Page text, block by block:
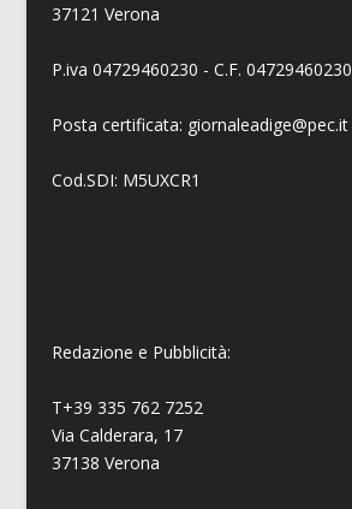
37121 Verona
P.iva 04729460230 - C.F. 04729460230
Posta certificata: giornaleadige@pec.it
Cod.SDI: M5UXCR1
Redazione e Pubblicità:
T+39 335 762 7252
Via Calderara, 17
37138 Verona